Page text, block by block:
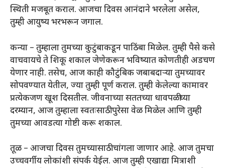
स्थिती मजबूत कराल. आजचा दिवस आनंदाने भरलेला असेल,
तुम्ही आयुष्य भरभरून जगाल.
कन्या – तुम्हाला तुमच्या कुटुंबाकडून पाठिंबा मिळेल. तुम्ही पैसे कसे
वाचवायचे ते शिकू शकाल जेणेकरून भविष्यात कोणतीही अडचण
येणार नाही. तसेच, आज काही कौटुंबिक जबाबदाऱ्या तुमच्यावर
सोपवण्यात येतील, ज्या तुम्ही पूर्ण कराल. तुम्ही केलेल्या कामावर
प्रत्येकजण खूश दिसतील. जीवनाच्या सततच्या धावपळीच्या
दरम्यान, आज तुम्हाला स्वतःसाठी पुरेसा वेळ मिळेल आणि तुम्ही
तुमच्या आवडत्या गोष्टी करू शकाल.
तूळ – आजचा दिवस तुमच्यासाठी चांगला जाणार आहे. आज तुमचा
उच्चवर्गीय लोकांशी संपर्क येईल. आज तुम्ही एखाद्या मित्राशी